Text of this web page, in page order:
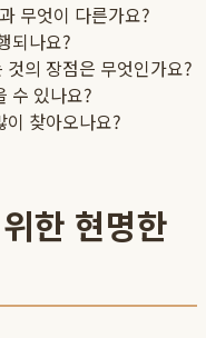
무엇이 다른가요?
되나요?
의 장점은 무엇인가요?
수 있나요?
이 찾아오나요?
한 현명한